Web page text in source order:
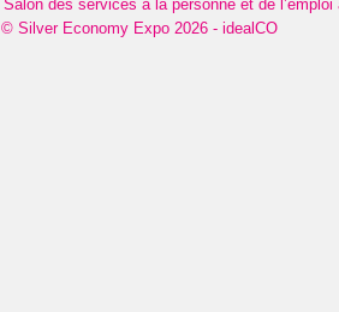
Salon des services à la personne et de l’emploi
© Silver Economy Expo 2026 - idealCO